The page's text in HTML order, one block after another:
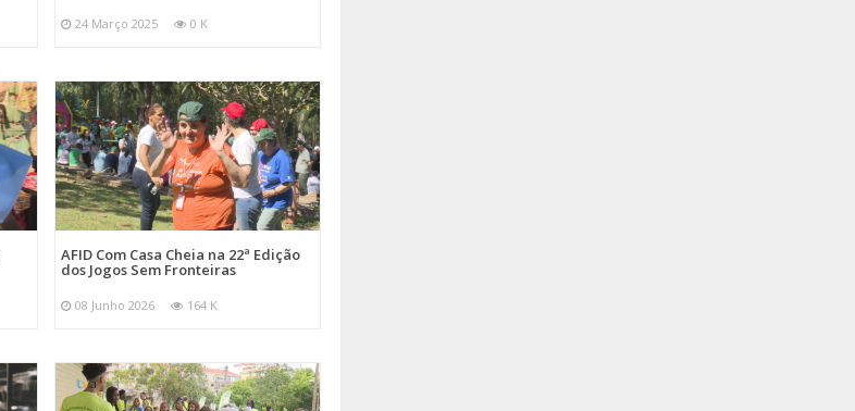
24 Março 2025 0 K
AFID Com Casa Cheia na 22ª Edição
dos Jogos Sem Fronteiras
08 Junho 2026 164 K